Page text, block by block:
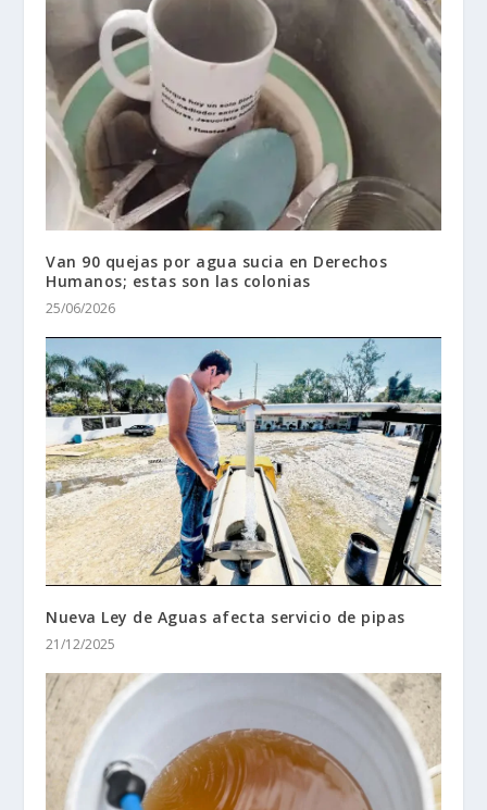
Van 90 quejas por agua sucia en Derechos
Humanos; estas son las colonias
25/06/2026
Nueva Ley de Aguas afecta servicio de pipas
21/12/2025